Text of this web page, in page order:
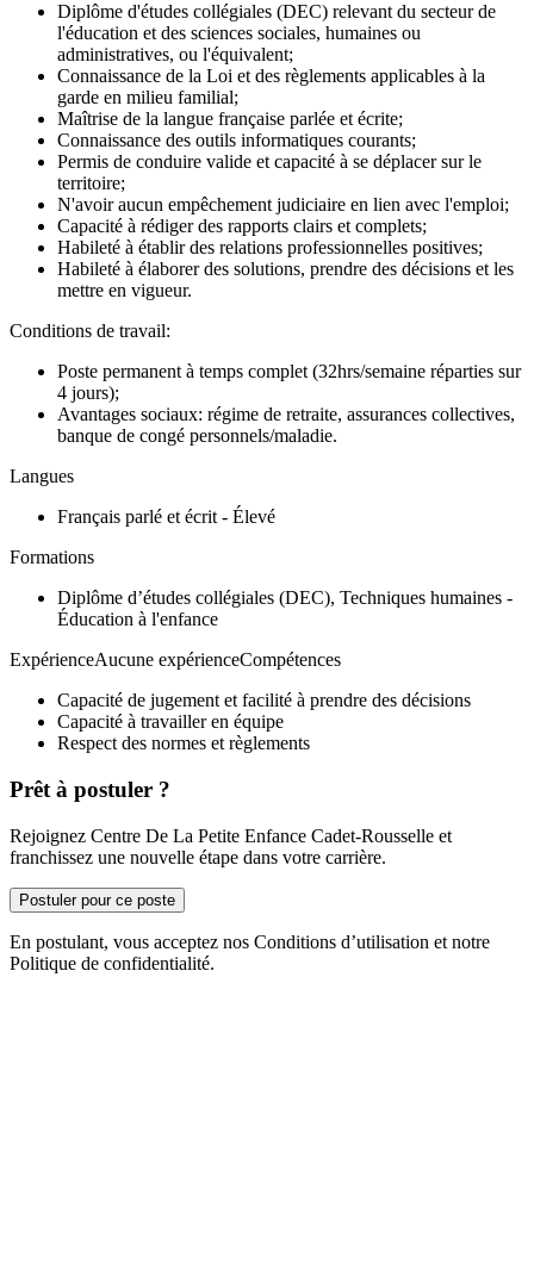
Diplôme d'études collégiales (DEC) relevant du secteur de
l'éducation et des sciences sociales, humaines ou
administratives, ou l'équivalent;
Connaissance de la Loi et des règlements applicables à la
garde en milieu familial;
Maîtrise de la langue française parlée et écrite;
Connaissance des outils informatiques courants;
Permis de conduire valide et capacité à se déplacer sur le
territoire;
N'avoir aucun empêchement judiciaire en lien avec l'emploi;
Capacité à rédiger des rapports clairs et complets;
Habileté à établir des relations professionnelles positives;
Habileté à élaborer des solutions, prendre des décisions et les
mettre en vigueur.
Conditions de travail:
Poste permanent à temps complet (32hrs/semaine réparties sur
4 jours);
Avantages sociaux: régime de retraite, assurances collectives,
banque de congé personnels/maladie.
Langues
Français parlé et écrit - Élevé
Formations
Diplôme d’études collégiales (DEC), Techniques humaines -
Éducation à l'enfance
ExpérienceAucune expérienceCompétences
Capacité de jugement et facilité à prendre des décisions
Capacité à travailler en équipe
Respect des normes et règlements
Prêt à postuler ?
Rejoignez Centre De La Petite Enfance Cadet-Rousselle et
franchissez une nouvelle étape dans votre carrière.
Postuler pour ce poste
En postulant, vous acceptez nos Conditions d’utilisation et notre
Politique de confidentialité.